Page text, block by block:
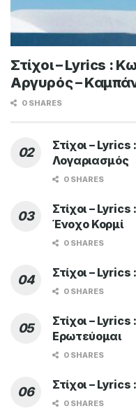
Στίχοι – Lyrics :
Αργυρός –
0 SHARES
Στίχοι – Lyrics
Λογαριασμός
0 SHARES
Στίχοι –
Ένοχο Κορμί
0 SHARES
Στίχοι –
0 SHARES
Στίχοι –
Ερωτεύομαι
0 SHARES
Στίχοι –
0 SHARES